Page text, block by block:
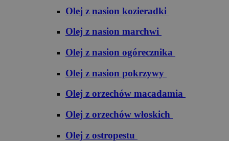
Olej z nasion kozieradki
Olej z nasion marchwi
Olej z nasion ogórecznika
Olej z nasion pokrzywy
Olej z orzechów macadamia
Olej z orzechów włoskich
Olej z ostropestu